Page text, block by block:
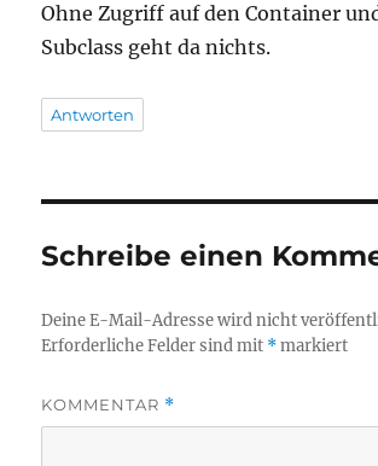
Ohne Zugriff auf den Container
Subclass geht da nichts.
Antworten
Schreibe einen
Deine E-Mail-Adresse wird nicht
Erforderliche Felder sind mit *markiert
KOMMENTAR *